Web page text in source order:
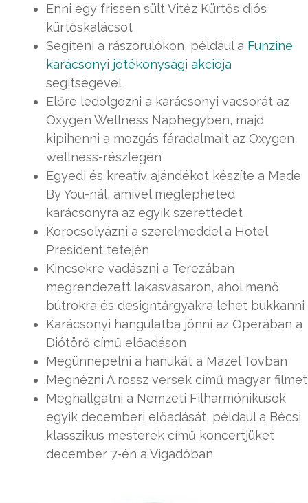
Enni egy frissen sült Vitéz Kürtős diós
kürtőskalácsot
Segíteni a rászorulókon, például a Funzine
karácsonyi jótékonysági akciója
segítségével
Előre ledolgozni a karácsonyi vacsorát az
Oxygen Wellness Naphegyben, majd
kipihenni a mozgás fáradalmait az Oxygen
wellness-részlegén
Egyedi és kreatív ajándékot készíte a Made
By You-nál, amivel meglepheted
karácsonyra az egyik szerettedet
Korocsolyázni a szerelmeddel a Hotel
President tetején
Kincsekre vadászni a Terezában
megrendezett lakásvásáron, ahol menő
bútrokra és designtárgyakra lehet bukkanni
Karácsonyi hangulatba jönni az Operában a
Diótörő című előadáson
Megünnepelni a hanukát a Mazel Tovban
Megnézni A rossz versek című magyar filmet
Meghallgatni a Nemzeti Filharmónikusok
egyik decemberi előadását, például a Bécsi
klasszikus mesterek című koncertjüket
december 7-én a Vigadóban